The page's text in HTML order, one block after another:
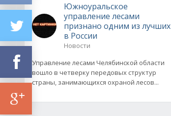
Южноуральское
управление лесами
признано одним из лучших
в России
Новости
Управление лесами Челябинской области
вошло в четверку передовых структур
страны, занимающихся охраной лесов...